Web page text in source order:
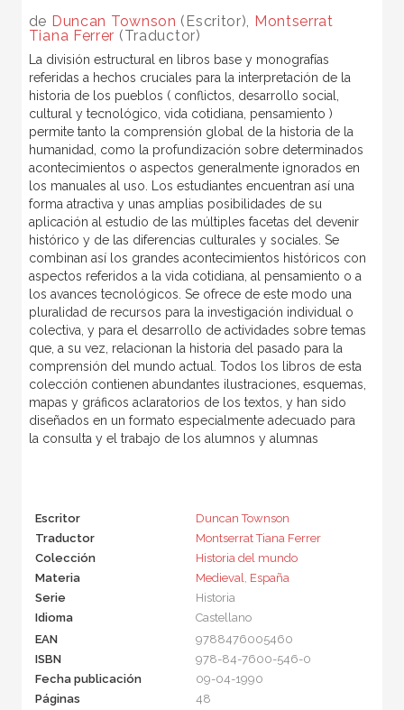
de Duncan Townson (Escritor), Montserrat
Tiana Ferrer (Traductor)
La división estructural en libros base y monografías
referidas a hechos cruciales para la interpretación de la
historia de los pueblos ( conflictos, desarrollo social,
cultural y tecnológico, vida cotidiana, pensamiento )
permite tanto la comprensión global de la historia de la
humanidad, como la profundización sobre determinados
acontecimientos o aspectos generalmente ignorados en
los manuales al uso. Los estudiantes encuentran así una
forma atractiva y unas amplias posibilidades de su
aplicación al estudio de las múltiples facetas del devenir
histórico y de las diferencias culturales y sociales. Se
combinan así los grandes acontecimientos históricos con
aspectos referidos a la vida cotidiana, al pensamiento o a
los avances tecnológicos. Se ofrece de este modo una
pluralidad de recursos para la investigación individual o
colectiva, y para el desarrollo de actividades sobre temas
que, a su vez, relacionan la historia del pasado para la
comprensión del mundo actual. Todos los libros de esta
colección contienen abundantes ilustraciones, esquemas,
mapas y gráficos aclaratorios de los textos, y han sido
diseñados en un formato especialmente adecuado para
la consulta y el trabajo de los alumnos y alumnas
Escritor
Duncan Townson
Traductor
Montserrat Tiana Ferrer
Colección
Historia del mundo
Materia
Medieval
España
Serie
Historia
Idioma
Castellano
EAN
9788476005460
ISBN
978-84-7600-546-0
Fecha publicación
09-04-1990
Páginas
48